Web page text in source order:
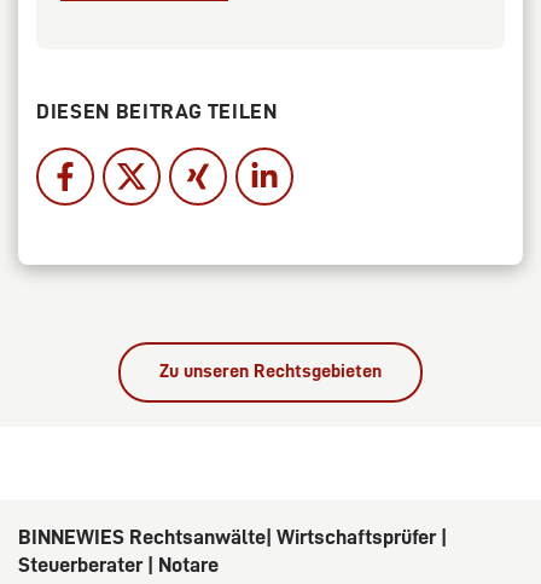
DIESEN BEITRAG TEILEN
Zu unseren Rechtsgebieten
BINNEWIES Rechtsanwälte| Wirtschaftsprüfer |
Steuerberater | Notare